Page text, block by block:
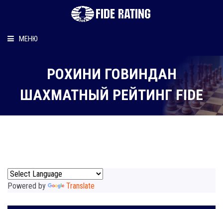
МЕНЮ
Рейтинг шахматиста
Персональный информер
РОХИНИ ГОВИНДАН
ШАХМАТНЫЙ РЕЙТИНГ FIDE
Powered by Translate